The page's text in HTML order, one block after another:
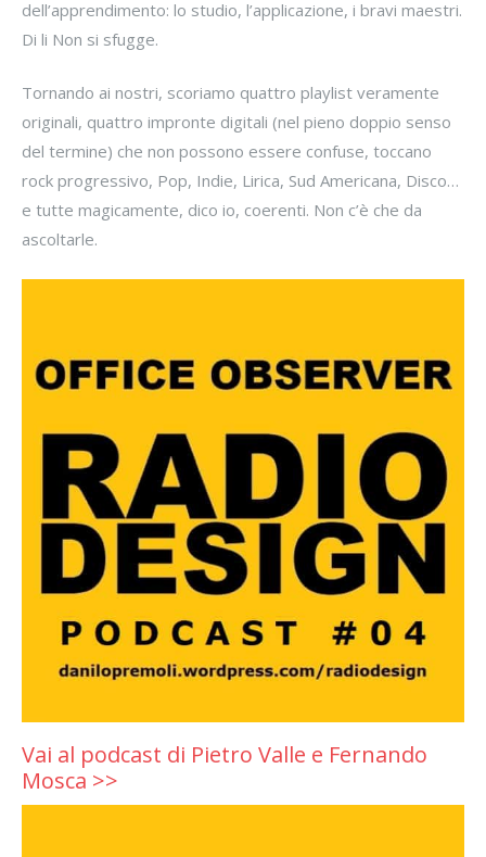
dell’apprendimento: lo studio, l’applicazione, i bravi maestri.
Di li Non si sfugge.
Tornando ai nostri, scoriamo quattro playlist veramente
originali, quattro impronte digitali (nel pieno doppio senso
del termine) che non possono essere confuse, toccano
rock progressivo, Pop, Indie, Lirica, Sud Americana, Disco…
e tutte magicamente, dico io, coerenti. Non c’è che da
ascoltarle.
Vai al podcast di Pietro Valle e Fernando
Mosca >>